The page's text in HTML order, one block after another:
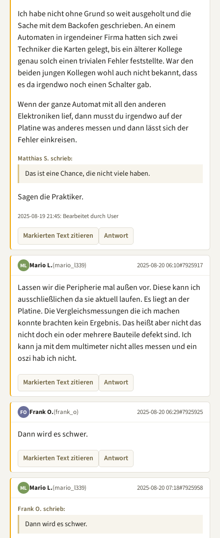
Ich habe nicht ohne Grund so weit ausgeholt und die
Sache mit dem Backofen geschrieben. An einem
Automaten in irgendeiner Firma hatten sich zwei
Techniker die Karten gelegt, bis ein älterer Kollege
genau solch einen trivialen Fehler feststellte. War den
beiden jungen Kollegen wohl auch nicht bekannt, dass
es da irgendwo noch einen Schalter gab.
Wenn der ganze Automat mit all den anderen
Elektroniken lief, dann musst du irgendwo auf der
Platine was anderes messen und dann lässt sich der
Fehler einkreisen.
Matthias S. schrieb:
Das ist eine Chance, die nicht viele haben.
Sagen die Praktiker.
2025-08-19 21:45: Bearbeitet durch User
Markierten Text zitieren Antwort
ML Mario L.(mario_l339) 2025-08-20 06:10#7925917
Lassen wir die Peripherie mal außen vor. Diese kann ich
ausschließlichen da sie aktuell laufen. Es liegt an der
Platine. Die Vergleichsmessungen die ich machen
konnte brachten kein Ergebnis. Das heißt aber nicht das
nicht doch ein oder mehrere Bauteile defekt sind. Ich
kann ja mit dem multimeter nicht alles messen und ein
oszi hab ich nicht.
Markierten Text zitieren Antwort
FO Frank O.(frank_o) 2025-08-20 06:29#7925925
Dann wird es schwer.
Markierten Text zitieren Antwort
ML Mario L.(mario_l339) 2025-08-20 07:18#7925958
Frank O. schrieb:
Dann wird es schwer.